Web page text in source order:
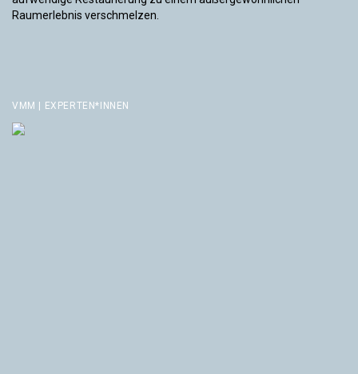
Raumerlebnis verschmelzen.
VMM | EXPERTEN*INNEN